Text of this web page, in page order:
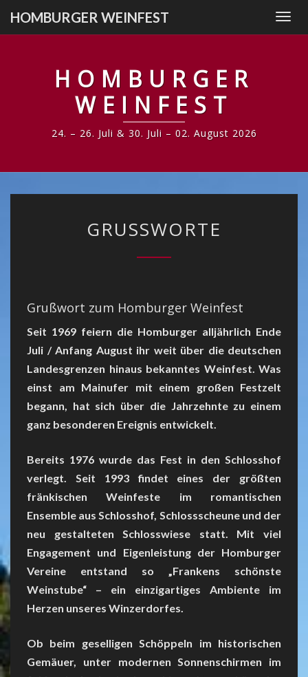
HOMBURGER WEINFEST
HOMBURGER
WEINFEST
24. – 26. Juli & 30. Juli – 02. August 2026
GRUSSWORTE
Grußwort zum Homburger Weinfest
Seit 1969 feiern die Homburger alljährlich Ende
Juli / Anfang August ihr weit über die deutschen
Landesgrenzen hinaus bekanntes Weinfest. Was
einst am Mainufer mit einem großen Festzelt
begann, hat sich über die Jahrzehnte zu einem
ganz besonderen Ereignis entwickelt.
Bereits 1976 wurde das Fest in den Schlosshof
verlegt. Seit 1993 findet eines der größten
fränkischen Weinfeste im romantischen
Ensemble aus Schlosshof, Schlossscheune und der
neu gestalteten Schlosswiese statt. Mit viel
Engagement und Eigenleistung der Homburger
Vereine entstand so „Frankens schönste
Weinstube“ – ein einzigartiges Ambiente im
Herzen unseres Winzerdorfes.
Ob beim geselligen Schöppeln im historischen
Gemäuer, unter modernen Sonnenschirmen im